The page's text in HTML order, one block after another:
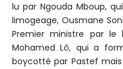
lu par Ngouda Mboup,
limogeage, Ousmane
Premierministre par le
Mohamed Lô, qui a
boycotté par Pastef